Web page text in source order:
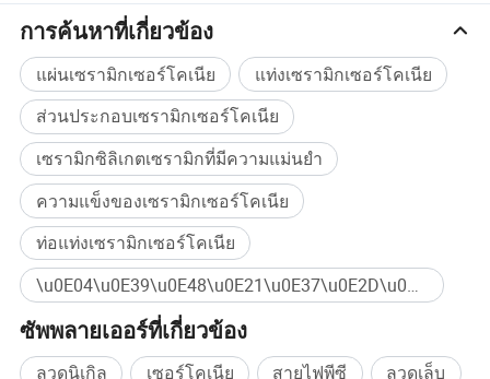
การค้นหาที่เกี่ยวข้อง
แผ่นเซรามิกเซอร์โคเนีย
แท่งเซรามิกเซอร์โคเนีย
ส่วนประกอบเซรามิกเซอร์โคเนีย
เซรามิกซิลิเกตเซรามิกที่มีความแม่นยำ
ความแข็งของเซรามิกเซอร์โคเนีย
ท่อแท่งเซรามิกเซอร์โคเนีย
\u0E04\u0E39\u0E48\u0E21\u0E37\u0E2D\u0E2A\u0E32\u0E22\u0E44\u0E1F Zirconia \u0E04\u0E39\u0E48\u0E21\u0E37\u0E2D\u0E25\u0E27\u0E14\u0E40\u0E0B\u0E23\u0E32\u0E21\u0E34\u0E04 Zirconia \u0E04\u0E39\u0E48\u0E21\u0E37\u0E2D\u0E25\u0E27\u0E14\u0E16\u0E31\u0E01 Zirconia \u0E2D\u0E38\u0E1B\u0E01\u0E23\u0E13\u0E4C\u0E1B\u0E49\u0E2D\u0E19\u0E14\u0E49\u0E32\u0E22\u0E1C\u0E49\u0E32\u0E17\u0E2D ซื้อจำนวนมาก
ซัพพลายเออร์ที่เกี่ยวข้อง
ลวดนิเกิล เซอร์โคเนีย สายไฟพีซี ลวดเล็บ